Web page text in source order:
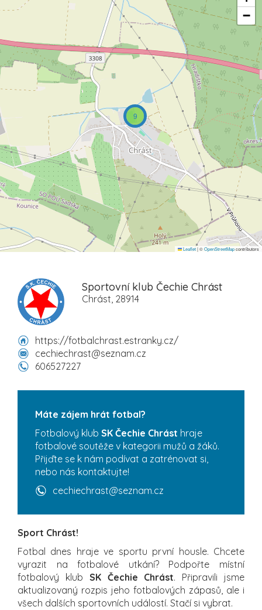
9
−
Leaflet|©OpenStreetMapcontributors
Sportovní klub Čechie Chrást
Chrást, 28914
https://fotbalchrast.estranky.cz/
cechiechrast@seznam.cz
606527227
Máte zájem hrát fotbal?
Fotbalový klub SK Čechie Chrást hraje
fotbalové soutěže v kategorii mužů a žáků.
Přijďte se k nám podívat a zatrénovat si,
nebo nás kontaktujte!
cechiechrast@seznam.cz
Sport Chrást!
Fotbal dnes hraje ve sportu první housle. Chcete
vyrazit na fotbalové utkání? Podpořte místní
fotbalový klub SK Čechie Chrást. Připravili jsme
aktualizovaný rozpis jeho fotbalových zápasů, ale i
všech dalších sportovních událostí. Stačí si vybrat.